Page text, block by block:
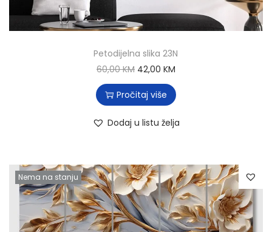
Petodijelna slika 23N
60,00KM 42,00 KM
Pročitaj više
Dodaj u listu želja
Nema na stanju